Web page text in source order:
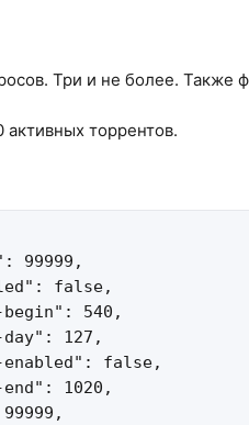
Три и не более. Также
торрентов.
99999,
false,
540,
127,
false,
1020,